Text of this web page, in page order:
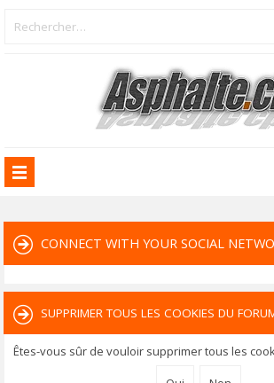
CONNECT WITH YOUR SOCIAL
SUPPRIMER TOUS LES COOKIES DU
Êtes-vous sûr de vouloir supprimer tous les